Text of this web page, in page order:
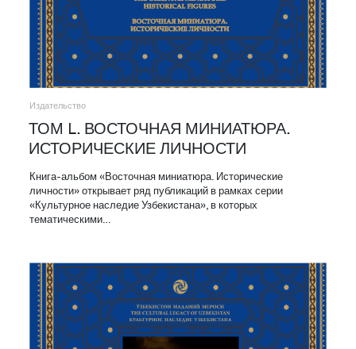
Издательство
ТОМ L. ВОСТОЧНАЯ МИНИАТЮРА.
ИСТОРИЧЕСКИЕ ЛИЧНОСТИ
Книга-альбом «Восточная миниатюра. Исторические
личности» открывает ряд публикаций в рамках серии
«Культурное наследие Узбекистана», в которых
тематическими…